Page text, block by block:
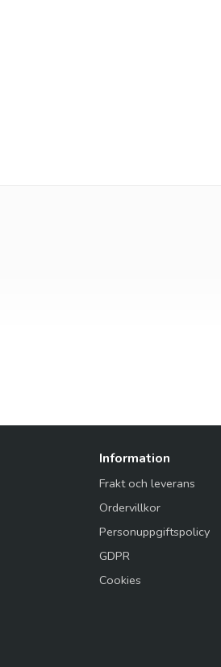
Information
Frakt och leverans
Ordervillkor
Personuppgiftspolicy
GDPR
Cookies